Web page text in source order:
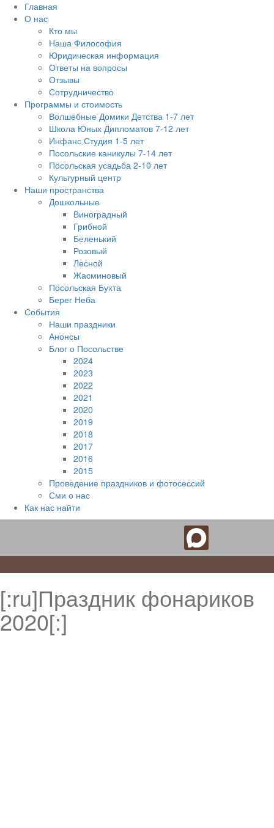
Главная
О нас
Кто мы
Наша Философия
Юридическая информация
Ответы на вопросы
Отзывы
Сотрудничество
Программы и стоимость
Волшебные Домики Детства 1-7 лет
Школа Юных Дипломатов 7-12 лет
Инфанс Студия 1-5 лет
Посольские каникулы 7-14 лет
Посольская усадьба 2-10 лет
Культурный центр
Наши пространства
Дошкольные
Виноградный
Грибной
Беленький
Розовый
Лесной
Жасминовый
Посольская Бухта
Берег Неба
События
Наши праздники
Анонсы
Блог о Посольстве
2024
2023
2022
2021
2020
2019
2018
2017
2016
2015
Проведение праздников и фотосессий
Сми о нас
Как нас найти
[:ru]Праздник фонариков
2020[:]